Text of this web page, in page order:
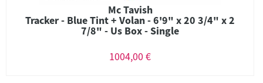
Mc Tavish
Tracker - Blue Tint + Volan - 6'9" x 20 3/4" x 2
7/8" - Us Box - Single
1004,00 €